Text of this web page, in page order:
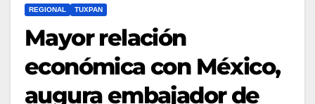
REGIONAL TUXPAN
Mayor relación
económica con México,
augura embajador de